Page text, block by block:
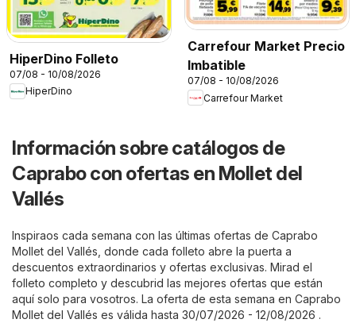
HiperDino Folleto
07/08 - 10/08/2026
HiperDino
Carrefour Market Precio
Imbatible
07/08 - 10/08/2026
Carrefour Market
Información sobre catálogos de
Caprabo con ofertas en Mollet del
Vallés
Inspiraos cada semana con las últimas ofertas de Caprabo
Mollet del Vallés, donde cada folleto abre la puerta a
descuentos extraordinarios y ofertas exclusivas. Mirad el
folleto completo y descubrid las mejores ofertas que están
aquí solo para vosotros. La oferta de esta semana en Caprabo
Mollet del Vallés es válida hasta 30/07/2026 - 12/08/2026 .